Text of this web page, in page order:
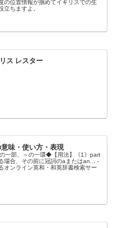
の位置情報が掴めてイギリスでの生
立ちますよ。
ス レスター
味・使い方・表現
一部、～の一環◆【用法】《1》part
場合、その前に冠詞のaまたはan... -
オンライン英和・和英辞書検索サー